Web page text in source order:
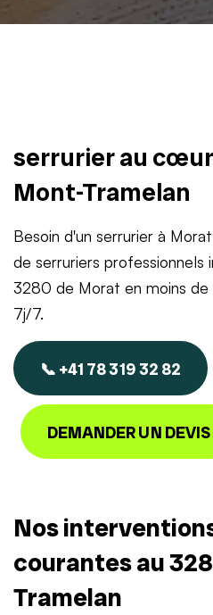
serrurier au
Mont-Tramelan
Besoin d'un serrurier à
de serruriers
3280 de Morat en moins
7j/7.
📞 +41 78 319 32 82
DEMANDER UN DEVIS
Nos
courantes au
Tramelan